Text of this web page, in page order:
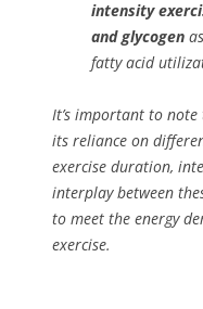
intensity
and glycogen
fatty acid
It’s important to
its reliance on
exercise duration,
interplay between
to meet the energy
exercise.